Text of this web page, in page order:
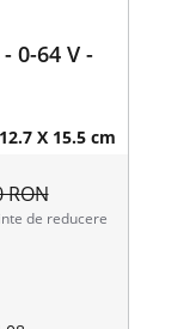
0-64 V -
X 15.5 cm
RON
de reducere